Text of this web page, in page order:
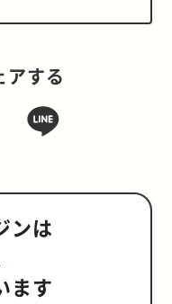
アする
ンは
ます